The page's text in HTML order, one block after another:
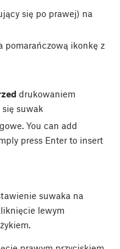
się po prawej) na
pomarańczową ikonkę z
drukowaniem
suwak
You can add
press Enter to insert
suwaka na
lewym